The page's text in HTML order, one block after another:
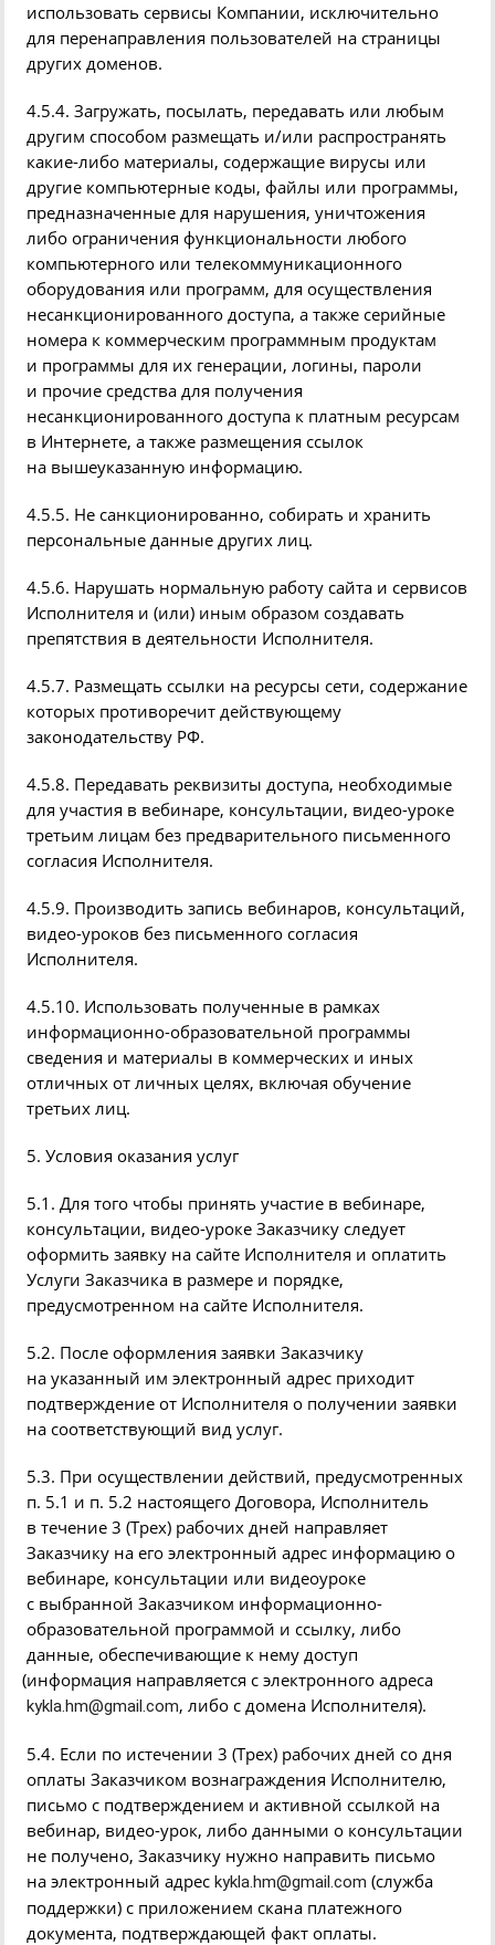
использовать сервисы Компании, исключительно
для перенаправления пользователей на страницы
других доменов.
4.5.4. Загружать, посылать, передавать или любым
другим способом размещать и/или распространять
какие-либо материалы, содержащие вирусы или
другие компьютерные коды, файлы или программы,
предназначенные для нарушения, уничтожения
либо ограничения функциональности любого
компьютерного или телекоммуникационного
оборудования или программ, для осуществления
несанкционированного доступа, а также серийные
номера к коммерческим программным продуктам
и программы для их генерации, логины, пароли
и прочие средства для получения
несанкционированного доступа к платным ресурсам
в Интернете, а также размещения ссылок
на вышеуказанную информацию.
4.5.5. Не санкционированно, собирать и хранить
персональные данные других лиц.
4.5.6. Нарушать нормальную работу сайта и сервисов
Исполнителя и (или) иным образом создавать
препятствия в деятельности Исполнителя.
4.5.7. Размещать ссылки на ресурсы сети, содержание
которых противоречит действующему
законодательству РФ.
4.5.8. Передавать реквизиты доступа, необходимые
для участия в вебинаре, консультации, видео-уроке
третьим лицам без предварительного письменного
согласия Исполнителя.
4.5.9. Производить запись вебинаров, консультаций,
видео-уроков без письменного согласия
Исполнителя.
4.5.10. Использовать полученные в рамках
информационно-образовательной программы
сведения и материалы в коммерческих и иных
отличных от личных целях, включая обучение
третьих лиц.
5. Условия оказания услуг
5.1. Для того чтобы принять участие в вебинаре,
консультации, видео-уроке Заказчику следует
оформить заявку на сайте Исполнителя и оплатить
Услуги Заказчика в размере и порядке,
предусмотренном на сайте Исполнителя.
5.2. После оформления заявки Заказчику
на указанный им электронный адрес приходит
подтверждение от Исполнителя о получении заявки
на соответствующий вид услуг.
5.3. При осуществлении действий, предусмотренных
п. 5.1 и п. 5.2 настоящего Договора, Исполнитель
в течение 3 (Трех) рабочих дней направляет
Заказчику на его электронный адрес информацию о
вебинаре, консультации или видеоуроке
с выбранной Заказчиком информационно-
образовательной программой и ссылку, либо
данные, обеспечивающие к нему доступ
(информация направляется с электронного адреса
kykla.hm@gmail.com, либо с домена Исполнителя).
5.4. Если по истечении 3 (Трех) рабочих дней со дня
оплаты Заказчиком вознаграждения Исполнителю,
письмо с подтверждением и активной ссылкой на
вебинар, видео-урок, либо данными о консультации
не получено, Заказчику нужно направить письмо
на электронный адрес kykla.hm@gmail.com (служба
поддержки) с приложением скана платежного
документа, подтверждающей факт оплаты.